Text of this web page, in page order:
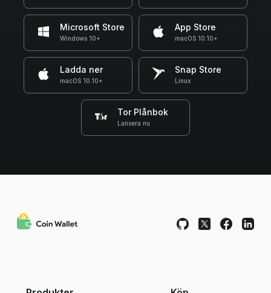
Microsoft Store
Windows 10+
App Store
macOS 10.10+
Ladda ner
macOS 10.10+
Snap Store
Linux
Tor Plånbok
Lansera nu